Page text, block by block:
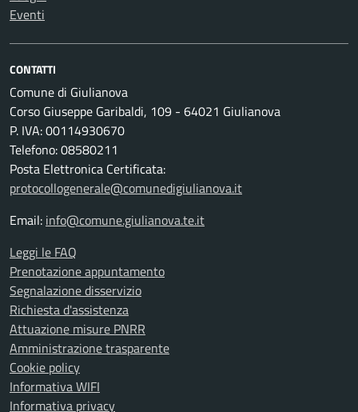
Eventi
CONTATTI
Comune di Giulianova
Corso Giuseppe Garibaldi, 109 - 64021 Giulianova
P. IVA: 00114930670
Telefono: 08580211
Posta Elettronica Certificata:
protocollogenerale@comunedigiulianova.it
Email: info@comune.giulianova.te.it
Leggi le FAQ
Prenotazione appuntamento
Segnalazione disservizio
Richiesta d'assistenza
Attuazione misure PNRR
Amministrazione trasparente
Cookie policy
Informativa WIFI
Informativa privacy